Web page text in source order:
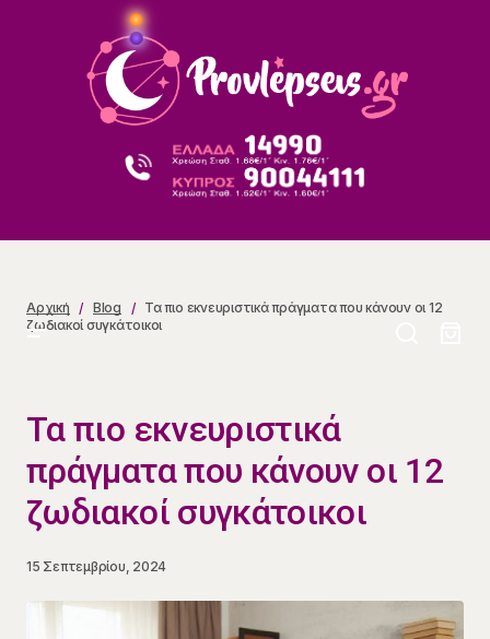
Αρχική Blog
Τα πιο εκνευριστικά πράγματα που κάνουν οι 12
ζωδιακοί συγκάτοικοι
Τα πιο εκνευριστικά
πράγματα που κάνουν οι 12
ζωδιακοί συγκάτοικοι
15 Σεπτεμβρίου, 2024